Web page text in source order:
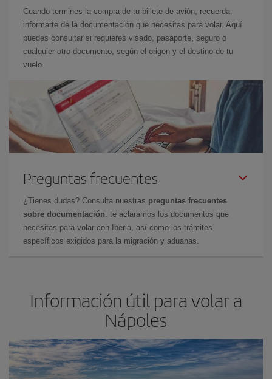
Cuando termines la compra de tu billete de avión, recuerda
informarte de la documentación que necesitas para volar. Aquí
puedes consultar si requieres visado, pasaporte, seguro o
cualquier otro documento, según el origen y el destino de tu
vuelo.
Preguntas frecuentes
¿Tienes dudas? Consulta nuestras preguntas frecuentes
sobre documentación: te aclaramos los documentos que
necesitas para volar con Iberia, así como los trámites
específicos exigidos para la migración y aduanas.
Información útil para volar a
Nápoles